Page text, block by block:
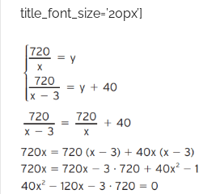
title_font_size=’20px’]